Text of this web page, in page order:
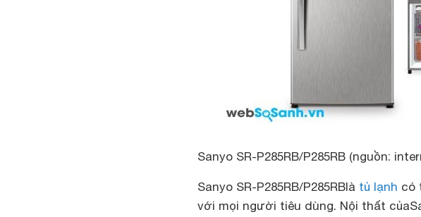
Sanyo SR-P285RB/P285RB (nguồn:
Sanyo SR-P285RB/P285RBlà tủ lạnh có
với mọi người tiêu dùng. Nội thất của